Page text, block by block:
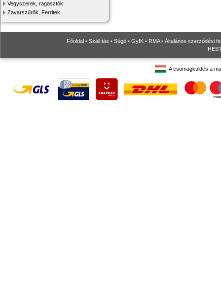
Vegyszerek, ragasztók
Zavarszűrők, Ferritek
Főoldal • Szállítás • Súgó • GyIK • RMA• Általános szerződési
A csomagküldés a